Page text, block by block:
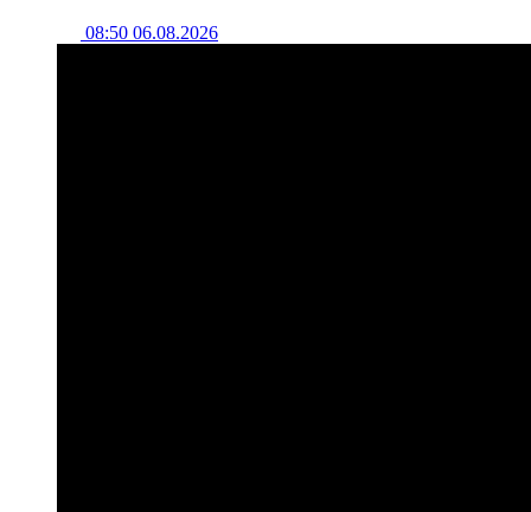
08:50 06.08.2026